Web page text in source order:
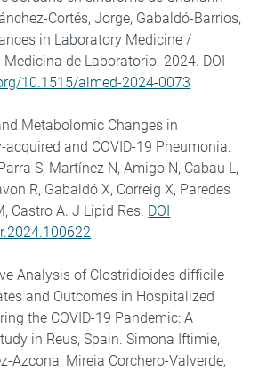
Cortés, Jorge, Gabaldó-Barrios,
in Laboratory Medicine /
Medicina de Laboratorio. 2024. DOI
10.1515/almed-2024-0073
Metabolomic Changes in
and COVID-19 Pneumonia.
S, Martínez N, Amigo N, Cabau L,
R, Gabaldó X, Correig X, Paredes
Castro A. J Lipid Res. DOI
Analysis of Clostridioides difficile
and Outcomes in Hospitalized
the COVID-19 Pandemic: A
in Reus, Spain. Simona Iftimie,
Azcona, Mireia Corchero-Valverde,